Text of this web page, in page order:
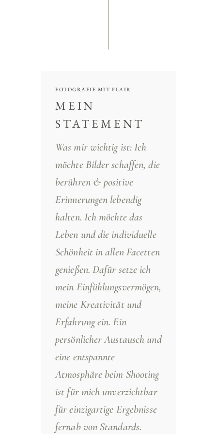
FOTOGRAFIE MIT FLAIR
MEIN
STATEMENT
Was mir wichtig ist: Ich
möchte Bilder schaffen, die
berühren & positive
Erinnerungen lebendig
halten. Ich möchte das
Leben und die individuelle
Schönheit in allen Facetten
genießen. Dafür setze ich
mein Einfühlungsvermögen,
meine Kreativität und
Erfahrung ein. Ein
persönlicher Austausch und
eine entspannte
Atmosphäre beim Shooting
ist für mich unverzichtbar
für einzigartige Ergebnisse
fernab von Standards.